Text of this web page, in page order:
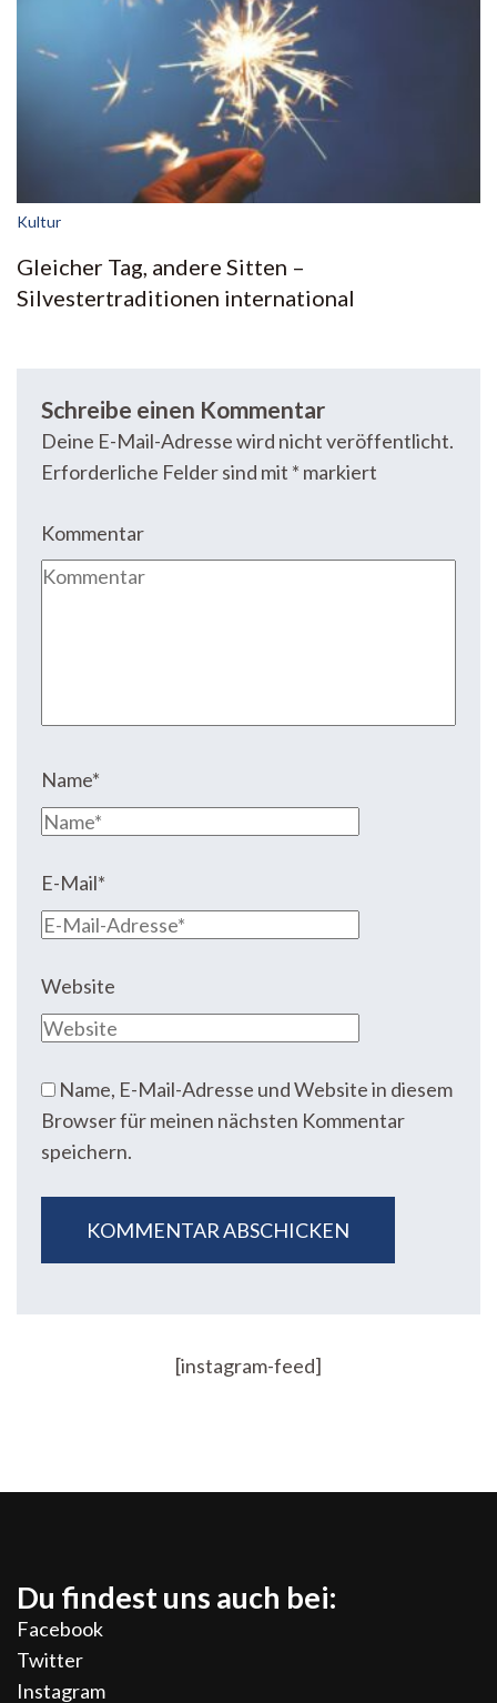
Kultur
Gleicher Tag, andere Sitten –
Silvestertraditionen international
Schreibe einen Kommentar
Deine E-Mail-Adresse wird nicht veröffentlicht.
Erforderliche Felder sind mit * markiert
Kommentar
Name*
E-Mail*
Website
Name, E-Mail-Adresse und Website in diesem
Browser für meinen nächsten Kommentar
speichern.
[instagram-feed]
Du findest uns auch bei:
Facebook
Twitter
Instagram